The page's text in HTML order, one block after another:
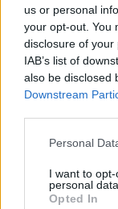
us or personal
your opt-out. You
disclosure of
IAB’s list of
also be disclosed
Downstream
Personal
I want to
personal data.
Opted In
L’Oréal & Hondos